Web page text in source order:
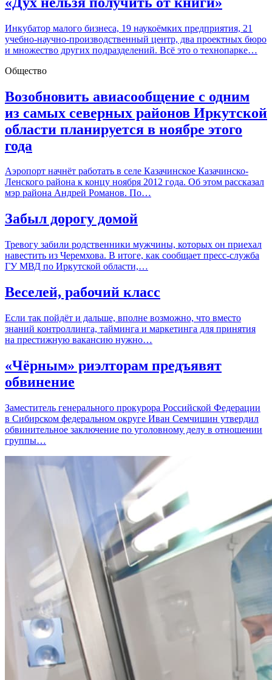
Инкубатор малого бизнеса, 19 наукоёмких предприятия, 21
учебно-научно-производственный центр, два проектных бюро
и множество других подразделений. Всё это о технопарке…
Общество
Возобновить авиасообщение с одним
из самых северных районов Иркутской
области планируется в ноябре этого
года
Аэропорт начнёт работать в селе Казачинское Казачинско-
Ленского района к концу ноября 2012 года. Об этом рассказал
мэр района Андрей Романов. По…
Забыл дорогу домой
Тревогу забили родственники мужчины, которых он приехал
навестить из Черемхова. В итоге, как сообщает пресс-служба
ГУ МВД по Иркутской области,…
Веселей, рабочий класс
Если так пойдёт и дальше, вполне возможно, что вместо
знаний контроллинга, тайминга и маркетинга для принятия
на престижную вакансию нужно…
«Чёрным» риэлторам предъявят
обвинение
Заместитель генерального прокурора Российской Федерации
в Сибирском федеральном округе Иван Семчишин утвердил
обвинительное заключение по уголовному делу в отношении
группы…